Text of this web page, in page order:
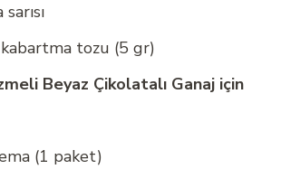
tozu (5 gr)
Beyaz Çikolatalı Ganaj için
(1 paket)